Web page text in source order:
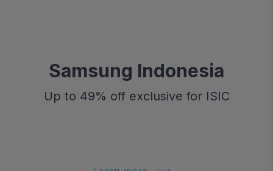
Samsung Indonesia
Up to 49% off exclusive for ISIC